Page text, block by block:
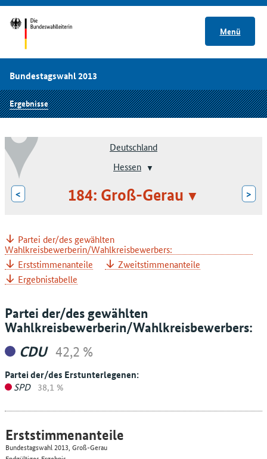
Menü
Bundestagswahl 2013
Ergebnisse
Deutschland
Hessen
< 184: Groß-Gerau >
Partei der/des gewählten
Wahlkreisbewerberin/Wahlkreisbewerbers:
Erststimmenanteile
Zweitstimmenanteile
Ergebnistabelle
Partei der/des gewählten
Wahlkreisbewerberin/Wahlkreisbewerbers:
CDU 42,2 %
Partei der/des Erstunterlegenen:
SPD 38,1 %
Erststimmenanteile
Bundestagswahl 2013, Groß-Gerau